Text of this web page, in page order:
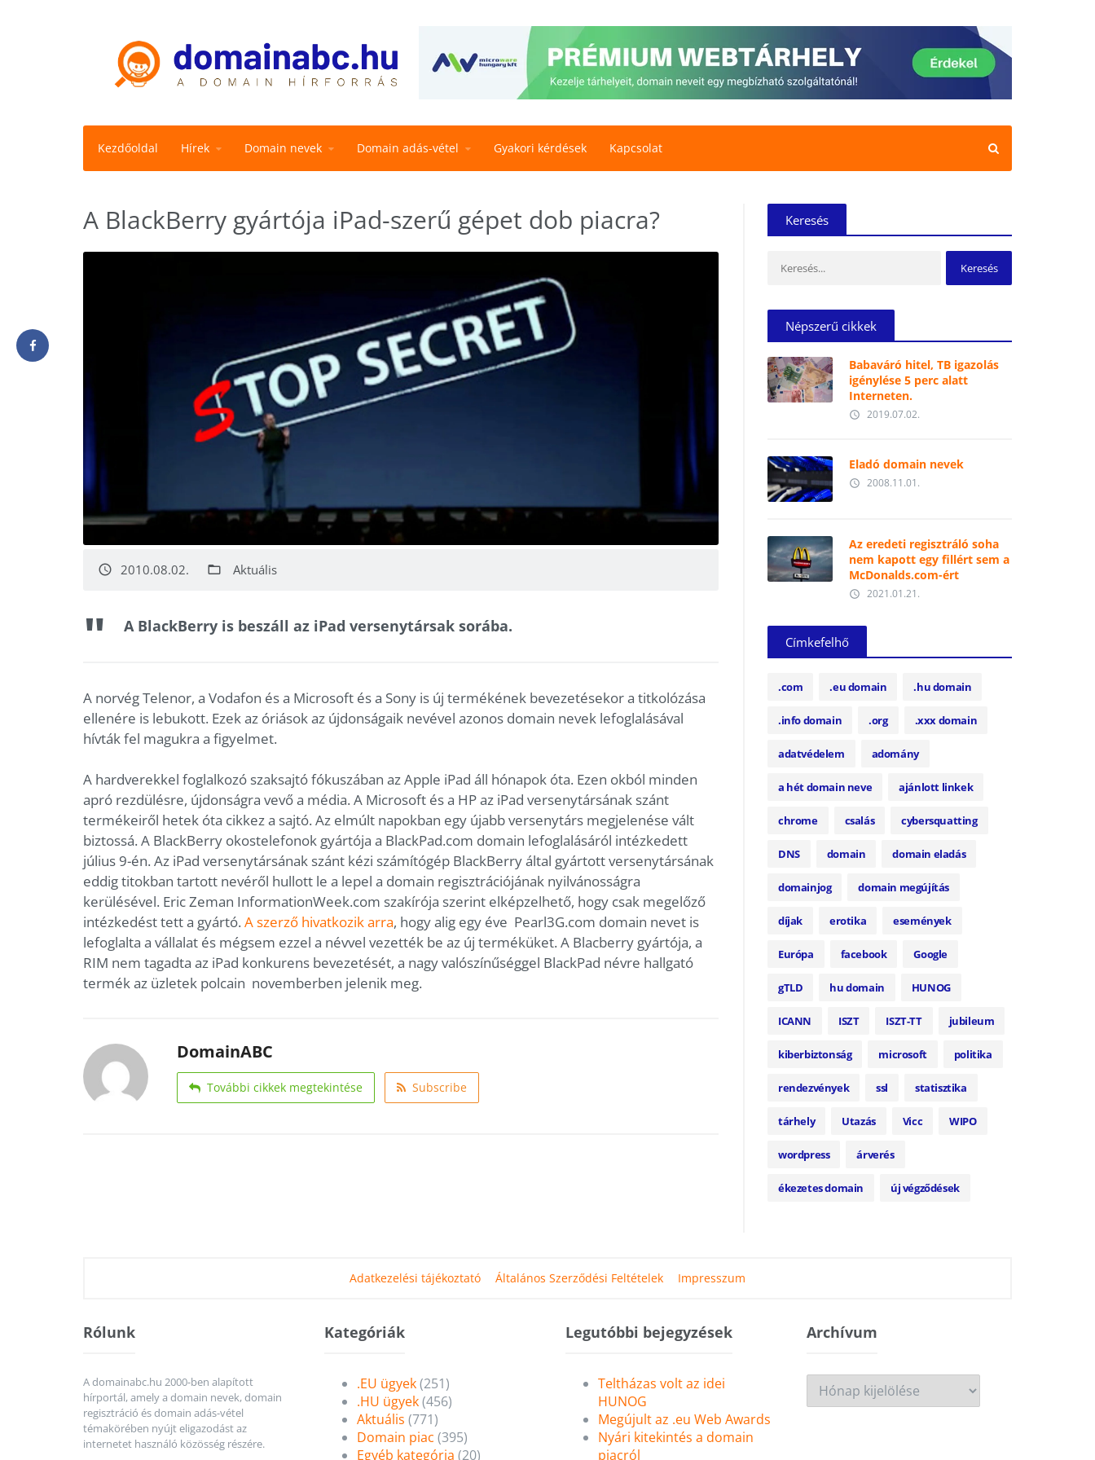
Kezdőoldal Hírek Domain nevek Domain adás-vétel Gyakori kérdések Kapcsolat
A BlackBerry gyártója iPad-szerű gépet dob piacra?
access_time 2010.08.02. folder_open Aktuális
A BlackBerry is beszáll az iPad versenytársak sorába.
A norvég Telenor, a Vodafon és a Microsoft és a Sony is új termékének bevezetésekor a titkolózása
ellenére is lebukott. Ezek az óriások az újdonságaik nevével azonos domain nevek lefoglalásával
hívták fel magukra a figyelmet.
A hardverekkel foglalkozó szaksajtó fókuszában az Apple iPad áll hónapok óta. Ezen okból minden
apró rezdülésre, újdonságra vevő a média. A Microsoft és a HP az iPad versenytársának szánt
termékeiről hetek óta cikkez a sajtó. Az elmúlt napokban egy újabb versenytárs megjelenése vált
biztossá. A BlackBerry okostelefonok gyártója a BlackPad.com domain lefoglalásáról intézkedett
július 9-én. Az iPad versenytársának szánt kézi számítógép BlackBerry által gyártott versenytársának
eddig titokban tartott nevéről hullott le a lepel a domain regisztrációjának nyilvánosságra
kerülésével. Eric Zeman InformationWeek.com szakírója szerint elképzelhető, hogy csak megelőző
intézkedést tett a gyártó. A szerző hivatkozik arra, hogy alig egy éve Pearl3G.com domain nevet is
lefoglalta a vállalat és mégsem ezzel a névvel vezették be az új terméküket. A Blacberry gyártója, a
RIM nem tagadta az iPad konkurens bevezetését, a nagy valószínűséggel BlackPad névre hallgató
termék az üzletek polcain novemberben jelenik meg.
DomainABC
További cikkek megtekintése Subscribe
Keresés
Népszerű cikkek
Babaváró hitel, TB igazolás
igénylése 5 perc alatt
Interneten.
access_time 2019.07.02.
Eladó domain nevek
access_time 2008.11.01.
Az eredeti regisztráló soha
nem kapott egy fillért sem a
McDonalds.com-ért
access_time 2021.01.21.
Címkefelhő
.com .eu domain .hu domain
.info domain .org .xxx domain
adatvédelem adomány
a hét domain neve ajánlott linkek
chrome csalás cybersquatting
DNS domain domain eladás
domainjog domain megújítás
díjak erotika események
Európa facebook Google
gTLD hu domain HUNOG
ICANN ISZT ISZT-TT jubileum
kiberbiztonság microsoft politika
rendezvények ssl statisztika
tárhely Utazás Vicc WIPO
wordpress árverés
ékezetes domain új végződések
Adatkezelési tájékoztató Általános Szerződési Feltételek Impresszum
Rólunk
A domainabc.hu 2000-ben alapított
hírportál, amely a domain nevek, domain
regisztráció és domain adás-vétel
témakörében nyújt eligazodást az
internetet használó közösség részére.
Kategóriák
.EU ügyek(251)
.HU ügyek(456)
Aktuális (771)
Domain piac (395)
Egyéb kategória (20)
Legutóbbi bejegyzések
Teltházas volt az idei
HUNOG
Megújult az .eu Web Awards
Nyári kitekintés a domain
piacról
ArchívumArchívum